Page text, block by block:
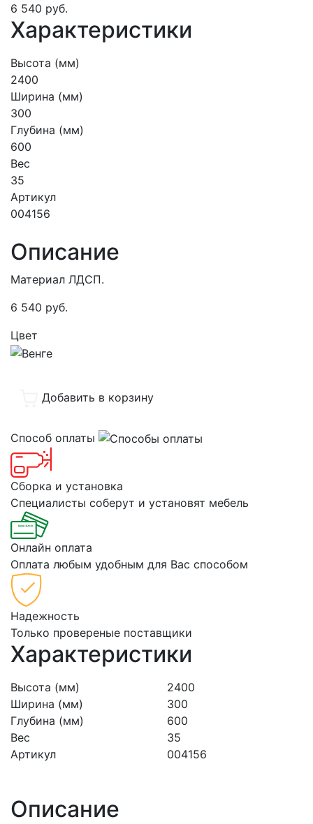
6 540 руб.
Характеристики
Высота (мм)
2400
Ширина (мм)
300
Глубина (мм)
600
Вес
35
Артикул
004156
Описание
Материал ЛДСП.
6 540 руб.
Цвет
Добавить в корзину
Способ оплаты
Сборка и установка
Специалисты соберут и установят мебель
Онлайн оплата
Оплата любым удобным для Вас способом
Надежность
Только провереные поставщики
Характеристики
Высота (мм)
2400
Ширина (мм)
300
Глубина (мм)
600
Вес
35
Артикул
004156
Описание